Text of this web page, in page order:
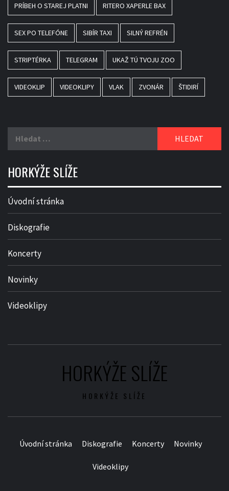
PRÍBEH O STAREJ PLATNI RITERO XAPERLE BAX
SEX PO TELEFÓNE SIBÍR TAXI SILNÝ REFRÉN
STRIPTÉRKA TELEGRAM UKAŽ TÚ TVOJU ZOO
VIDEOKLIP VIDEOKLIPY VLAK ZVONÁR ŠTIDIRÍ
HORKÝŽE SLÍŽE
Úvodní stránka
Diskografie
Koncerty
Novinky
Videoklipy
HORKÝŽE SLÍŽE
HORKÝŽE SLÍŽE
Úvodní stránka Diskografie Koncerty Novinky
Videoklipy